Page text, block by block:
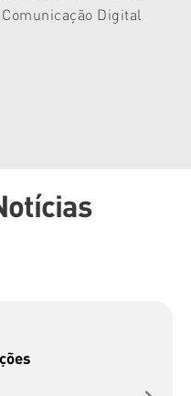
Digital